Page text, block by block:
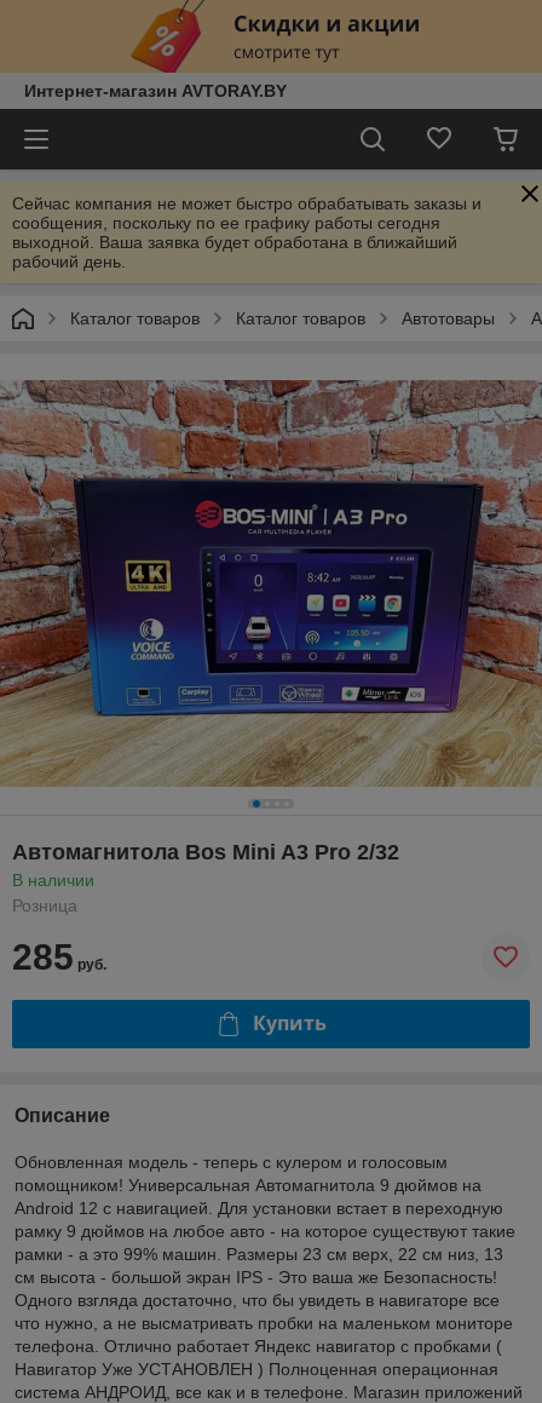
Интернет-магазин AVTORAY.BY
Сейчас компания не может быстро обрабатывать заказы и
сообщения, поскольку по ее графику работы сегодня
выходной. Ваша заявка будет обработана в ближайший
рабочий день.
Каталог товаров Каталог товаров Автотовары
Автомагнитола Bos Mini A3 Pro 2/32
В наличии
Розница
285 руб.
Купить
Описание
Обновленная модель - теперь с кулером и голосовым
помощником! Универсальная Автомагнитола 9 дюймов на
Android 12 с навигацией. Для установки встает в переходную
рамку 9 дюймов на любое авто - на которое существуют такие
рамки - а это 99% машин. Размеры 23 см верх, 22 см низ, 13
см высота - большой экран IPS - Это ваша же Безопасность!
Одного взгляда достаточно, что бы увидеть в навигаторе все
что нужно, а не высматривать пробки на маленьком мониторе
телефона. Отлично работает Яндекс навигатор с пробками (
Навигатор Уже УСТАНОВЛЕН ) Полноценная операционная
система АНДРОИД, все как и в телефоне. Магазин приложений